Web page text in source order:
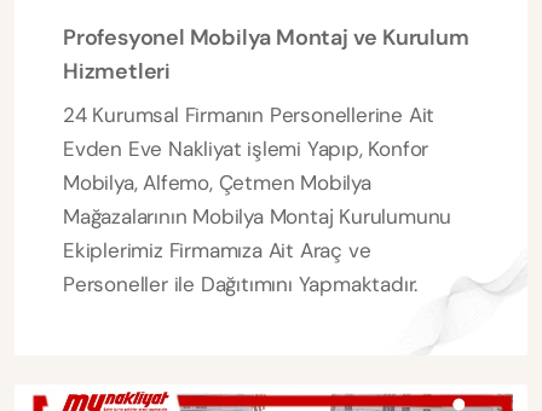
Profesyonel Mobilya Montaj ve Kurulum
Hizmetleri
24 Kurumsal Firmanın Personellerine Ait
Evden Eve Nakliyat işlemi Yapıp, Konfor
Mobilya, Alfemo, Çetmen Mobilya
Mağazalarının Mobilya Montaj Kurulumunu
Ekiplerimiz Firmamıza Ait Araç ve
Personeller ile Dağıtımını Yapmaktadır.